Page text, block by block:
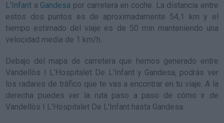
L'Infant a Gandesa por carretera en coche. La distancia entre
estos dos puntos es de aproximadamente 54,1 km y el
tiempo estimado del viaje es de 50 min manteniendo una
velocidad media de 1 km/h.
Debajo del mapa de carretera que hemos generado entre
Vandellòs I L'Hospitalet De L'Infant y Gandesa, podrás ver
los radares de tráfico que te vas a encontrar en tu viaje. A la
derecha puedes ver la ruta paso a paso de cómo ir de
Vandellòs I L'Hospitalet De L'Infant hasta Gandesa.